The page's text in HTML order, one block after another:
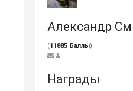
Александр
(11885 Баллы)
Награды